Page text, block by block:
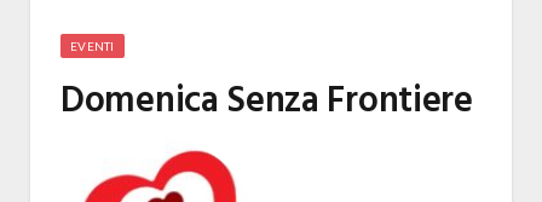
EVENTI
Domenica Senza Frontiere